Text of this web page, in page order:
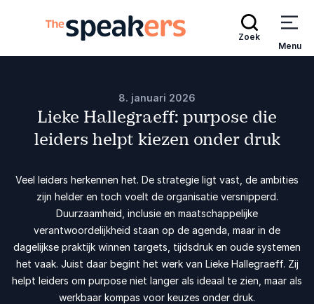
Zoek
Menu
8. januari 2026
Lieke Hallegraeff: purpose die
leiders helpt kiezen onder druk
Veel leiders herkennen het. De strategie ligt vast, de ambities
zijn helder en toch voelt de organisatie versnipperd.
Duurzaamheid, inclusie en maatschappelijke
verantwoordelijkheid staan op de agenda, maar in de
dagelijkse praktijk winnen targets, tijdsdruk en oude systemen
het vaak. Juist daar begint het werk van Lieke Hallegraeff. Zij
helpt leiders om purpose niet langer als ideaal te zien, maar als
werkbaar kompas voor keuzes onder druk.